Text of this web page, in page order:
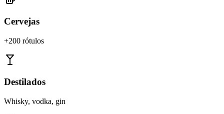
Cervejas
+200 rótulos
Destilados
Whisky, vodka, gin